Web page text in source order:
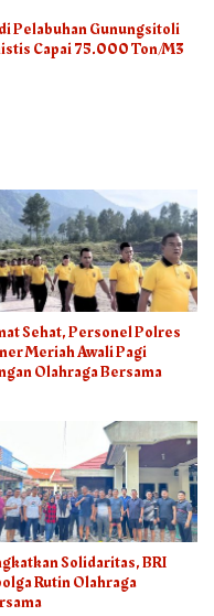
Pelabuhan Gunungsitoli
Capai 75.000 Ton/M3
Sehat, Personel Polres
Meriah Awali Pagi
Olahraga Bersama
Solidaritas, BRI
Rutin Olahraga